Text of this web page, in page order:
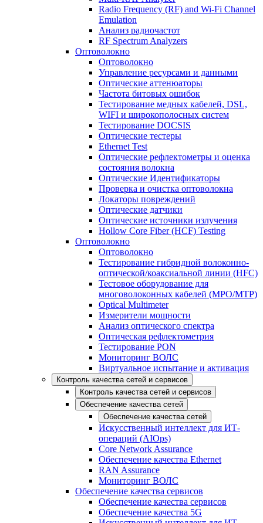
Radio Frequency (RF) and Wi-Fi Channel
Emulation
Анализ радиочастот
RF Spectrum Analyzers
Оптоволокно
Оптоволокно
Управление ресурсами и данными
Оптические aттенюаторы
Частота битовых ошибок
Тестирование медных кабелей, DSL,
WIFI и широкополосных систем
Тестирование DOCSIS
Оптические тестеры
Ethernet Test
Оптические рефлектометры и оценка
состояния волокна
Оптические Идентификаторы
Проверка и очистка оптоволокна
Локаторы повреждений
Оптические датчики
Оптические источники излучения
Hollow Core Fiber (HCF) Testing
Оптоволокно
Оптоволокно
Тестирование гибридной волоконно-
оптической/коаксиальной линии (HFC)
Тестовое оборудование для
многоволоконных кабелей (MPO/MTP)
Optical Multimeter
Измерители мощности
Анализ оптического спектра
Оптическая рефлектометрия
Тестирование PON
Мониторинг ВОЛС
Виртуальное испытание и активация
Контроль качества сетей и сервисов
Контроль качества сетей и сервисов
Обеспечение качества сетей
Обеспечение качества сетей
Искусственный интеллект для ИТ-
операций (AIOps)
Core Network Assurance
Обеспечение качества Ethernet
RAN Assurance
Мониторинг ВОЛС
Обеспечение качества сервисов
Обеспечение качества сервисов
Обеспечение качества 5G